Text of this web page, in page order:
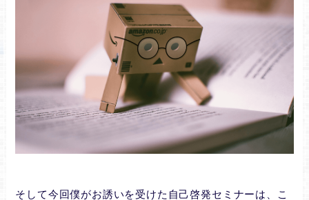
そして今回僕がお誘いを受けた自己啓発セミナーは、こ